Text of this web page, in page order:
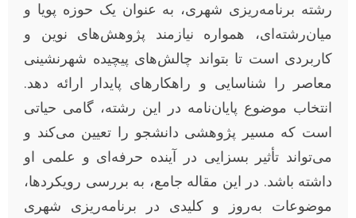
رشته برنامه‌ریزی شهری، به عنوان یک حوزه پویا و
میان‌رشته‌ای، همواره نیازمند پژوهش‌های نوین و
کاربردی است تا بتواند چالش‌های پیچیده شهرنشینی
معاصر را شناسایی و راهکارهای پایدار ارائه دهد.
انتخاب موضوع پایان‌نامه در این رشته، گامی حیاتی
است که مسیر پژوهشی دانشجو را تعیین می‌کند و
می‌تواند تأثیر بسزایی در آینده حرفه‌ای و علمی او
داشته باشد. در این مقاله جامع، به بررسی رویکردها،
موضوعات به‌روز و کلیدی در برنامه‌ریزی شهری